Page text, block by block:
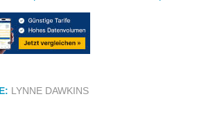
LYNNE DAWKINS